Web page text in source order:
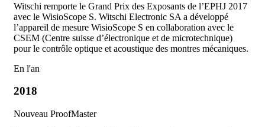
Witschi remporte le Grand Prix des Exposants de l’EPHJ 2017
avec le WisioScope S. Witschi Electronic SA a développé
l’appareil de mesure WisioScope S en collaboration avec le
CSEM (Centre suisse d’électronique et de microtechnique)
pour le contrôle optique et acoustique des montres mécaniques.
En l'an
2018
Nouveau ProofMaster